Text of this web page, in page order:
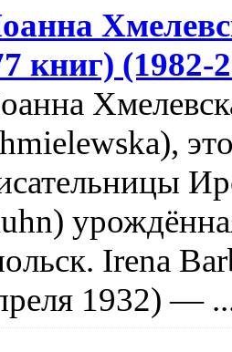
книг) (1982-
Irena
1932) —